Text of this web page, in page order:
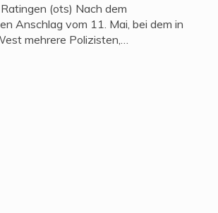
(ots) Nach dem
Anschlag vom 11. Mai, bei dem in
mehrere Polizisten,…